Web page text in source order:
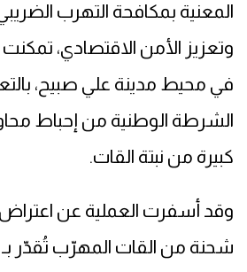
المعنية بمكافحة التهرب
وتعزيز الأمن الاقتصادي،
في محيط مدينة علي صبيح،
الشرطة الوطنية من إحباط
كبيرة من نبتة القات.
وقد أسفرت العملية عن